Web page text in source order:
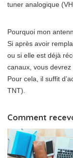
tuner analogique
Pourquoi mon
Si après avoir
ou si elle est déjà
canaux, vous devrez
Pour cela, il suffit
TNT).
Comment